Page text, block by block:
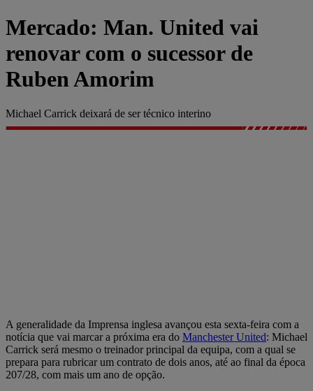
Mercado: Man. United vai
renovar com o sucessor de
Ruben Amorim
Michael Carrick deixará de ser técnico interino
A generalidade da Imprensa inglesa avançou esta sexta-feira com a
notícia que vai marcar a próxima era do Manchester United: Michael
Carrick será mesmo o treinador principal da equipa, com a qual se
prepara para rubricar um contrato de dois anos, até ao final da época
207/28, com mais um ano de opção.